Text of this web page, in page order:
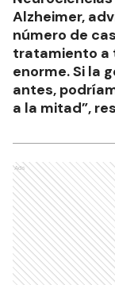
Alzheimer,
número de
tratamiento a
enorme. Si la
antes,
a la mitad”,
Ads